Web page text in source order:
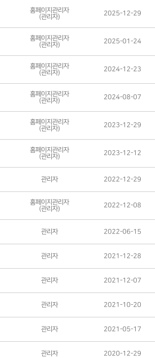
홈페이지관리자
(관리자)
2025-12-29
홈페이지관리자
(관리자)
2025-01-24
홈페이지관리자
(관리자)
2024-12-23
홈페이지관리자
(관리자)
2024-08-07
홈페이지관리자
(관리자)
2023-12-29
홈페이지관리자
(관리자)
2023-12-12
관리자 2022-12-29
홈페이지관리자
(관리자)
2022-12-08
관리자 2022-06-15
관리자 2021-12-28
관리자 2021-12-07
관리자 2021-10-20
관리자 2021-05-17
관리자 2020-12-29